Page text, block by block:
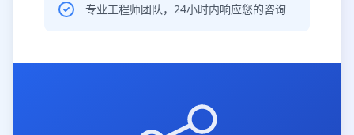
专业工程师团队，24小时内响应您的咨询